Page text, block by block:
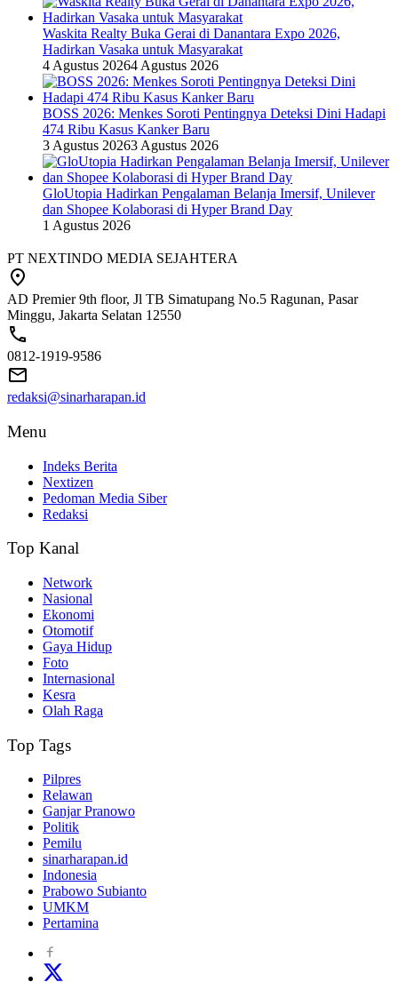
Waskita Realty Buka Gerai di Danantara Expo 2026,
Hadirkan Vasaka untuk Masyarakat
4 Agustus 20264 Agustus 2026
BOSS 2026: Menkes Soroti Pentingnya Deteksi Dini Hadapi
474 Ribu Kasus Kanker Baru
3 Agustus 20263 Agustus 2026
GloUtopia Hadirkan Pengalaman Belanja Imersif, Unilever
dan Shopee Kolaborasi di Hyper Brand Day
1 Agustus 2026
PT NEXTINDO MEDIA SEJAHTERA
AD Premier 9th floor, Jl TB Simatupang No.5 Ragunan, Pasar
Minggu, Jakarta Selatan 12550
0812-1919-9586
redaksi@sinarharapan.id
Menu
Indeks Berita
Nextizen
Pedoman Media Siber
Redaksi
Top Kanal
Network
Nasional
Ekonomi
Otomotif
Gaya Hidup
Foto
Internasional
Kesra
Olah Raga
Top Tags
Pilpres
Relawan
Ganjar Pranowo
Politik
Pemilu
sinarharapan.id
Indonesia
Prabowo Subianto
UMKM
Pertamina